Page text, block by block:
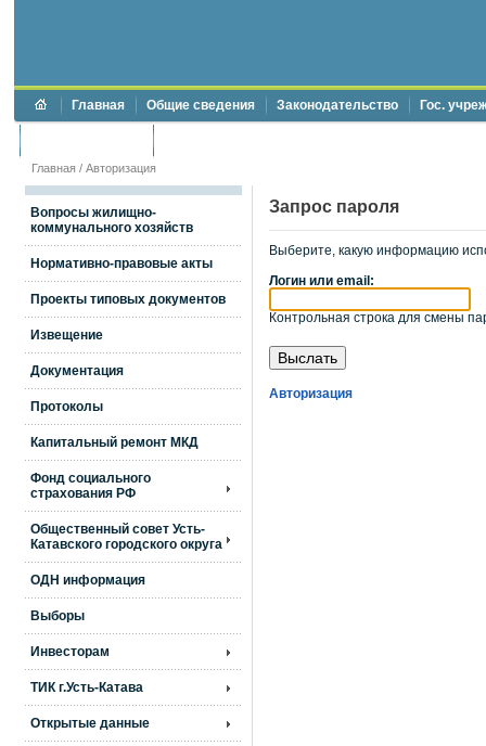
Главная Общие сведения Законодательство Гос.
Главная / Авторизация
Вопросы жилищно-
коммунального хозяйств
Нормативно-правовые акты
Проекты типовых документов
Извещение
Документация
Протоколы
Капитальный ремонт МКД
Фонд социального
страхования РФ
Общественный совет Усть-
Катавского городского округа
ОДН информация
Выборы
Инвесторам
ТИК г.Усть-Катава
Открытые данные
Запрос пароля
Выберите, какую информацию
Логин или email:
Контрольная строка для смены
Авторизация